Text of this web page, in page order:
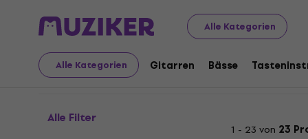
Alle Kategorien
Alle Kategorien Gitarren Bässe
Musikinstrumente Drums Percussions Triangel
Triangel
Alle Filter
1 - 23 von 23